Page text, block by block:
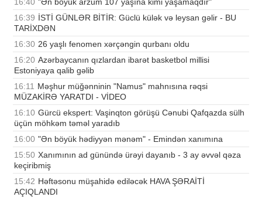
16:39 İSTİ GÜNLƏR BİTİR: Güclü külək və leysan gəlir - BU
TARİXDƏN
16:30 26 yaşlı fenomen xərçəngin qurbanı oldu
16:20 Azərbaycanın qızlardan ibarət basketbol millisi
Estoniyaya qalib gəlib
16:11 Məşhur müğənninin "Namus" mahnısına rəqsi
MÜZAKİRƏ YARATDI - VİDEO
16:10 Gürcü ekspert: Vaşinqton görüşü Cənubi Qafqazda sülh
üçün möhkəm təməl yaradıb
16:00 "Ən böyük hədiyyən mənəm" - Emindən xanımına
15:50 Xanımının ad günündə ürəyi dayanıb - 3 ay əvvəl qəza
keçiribmiş
15:42 Həftəsonu müşahidə ediləcək HAVA ŞƏRAİTİ
AÇIQLANDI